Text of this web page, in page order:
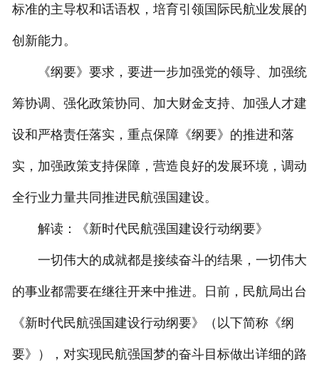
标准的主导权和话语权，培育引领国际民航业发展的
创新能力。
《纲要》要求，要进一步加强党的领导、加强统
筹协调、强化政策协同、加大财金支持、加强人才建
设和严格责任落实，重点保障《纲要》的推进和落
实，加强政策支持保障，营造良好的发展环境，调动
全行业力量共同推进民航强国建设。
解读：《新时代民航强国建设行动纲要》
一切伟大的成就都是接续奋斗的结果，一切伟大
的事业都需要在继往开来中推进。日前，民航局出台
《新时代民航强国建设行动纲要》（以下简称《纲
要》），对实现民航强国梦的奋斗目标做出详细的路